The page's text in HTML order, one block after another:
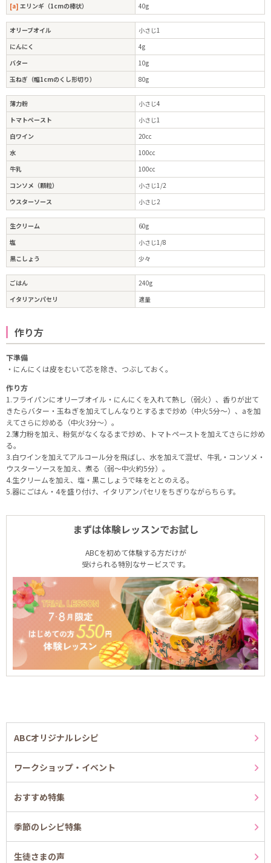
[a] エリンギ（1cmの棒状） 40g
オリーブオイル
小さじ1
にんにく
4g
バター
10g
玉ねぎ（幅1cmのくし形切り）
80g
薄力粉
小さじ4
トマトペースト
小さじ1
白ワイン
20cc
水
100cc
牛乳
100cc
コンソメ（顆粒）
小さじ1/2
ウスターソース
小さじ2
生クリーム
60g
塩
小さじ1/8
黒こしょう
少々
ごはん
240g
イタリアンパセリ
適量
作り方
下準備
・にんにくは皮をむいて芯を除き、つぶしておく。
作り方
1.フライパンにオリーブオイル・にんにくを入れて熱し（弱火）、香りが出て
きたらバター・玉ねぎを加えてしんなりとするまで炒め（中火5分～）、aを加
えてさらに炒める（中火3分～）。
2.薄力粉を加え、粉気がなくなるまで炒め、トマトペーストを加えてさらに炒め
る。
3.白ワインを加えてアルコール分を飛ばし、水を加えて混ぜ、牛乳・コンソメ・
ウスターソースを加え、煮る（弱～中火約5分）。
4.生クリームを加え、塩・黒こしょうで味をととのえる。
5.器にごはん・4を盛り付け、イタリアンパセリをちぎりながらちらす。
まずは体験レッスンでお試し
ABCを初めて体験する方だけが
受けられる特別なサービスです。
ABCオリジナルレシピ
ワークショップ・イベント
おすすめ特集
季節のレシピ特集
生徒さまの声